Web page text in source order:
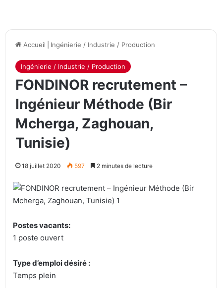
Accueil Ingénierie / Industrie / Production
Ingénierie / Industrie / Production
FONDINOR recrutement –
Ingénieur Méthode (Bir
Mcherga, Zaghouan,
Tunisie)
18 juillet 2020 597 2 minutes de lecture
Postes vacants:
1 poste ouvert
Type d’emploi désiré :
Temps plein